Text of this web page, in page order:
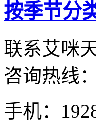
按季节分
联系艾咪
咨询热线：
手机：